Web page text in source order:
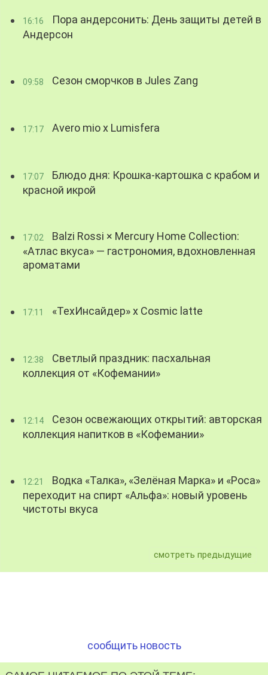
16:16
Пора андерсонить: День защиты детей в
Андерсон
09:58 Сезон сморчков в Jules Zang
17:17 Avero mio x Lumisfera
17:07
Блюдо дня: Крошка-картошка с крабом и
красной икрой
17:02
Balzi Rossi × Mercury Home Collection:
«Атлас вкуса» — гастрономия, вдохновленная
ароматами
17:11 «ТехИнсайдер» х Cosmic latte
12:38
Светлый праздник: пасхальная
коллекция от «Кофемании»
12:14
Сезон освежающих открытий: авторская
коллекция напитков в «Кофемании»
12:21
Водка «Талка», «Зелёная Марка» и «Роса»
переходит на спирт «Альфа»: новый уровень
чистоты вкуса
смотреть предыдущие
сообщить новость